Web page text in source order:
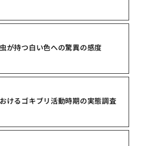
が持つ白い色への驚異の感度
けるゴキブリ活動時期の実態調査